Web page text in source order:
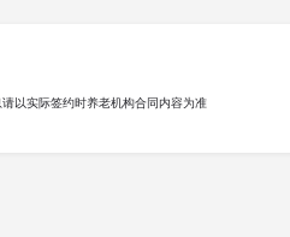
以实际签约时养老机构合同内容为准